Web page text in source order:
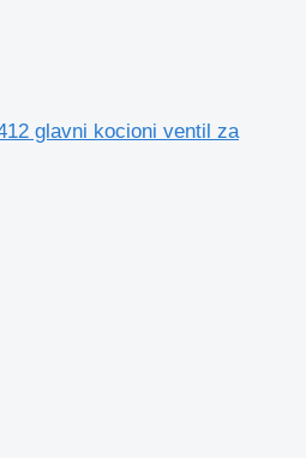
glavni kocioni ventil za